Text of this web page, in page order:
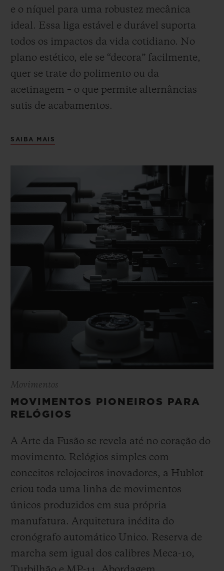
e o níquel para uma robustez mecânica
ideal. Essa liga estável e durável suporta
todos os impactos da vida cotidiano. No
plano estético, ele se “decora” facilmente,
quer se trate do polimento ou da
acetinagem – o que permite alternâncias
sutis de acabamentos.
SAIBA MAIS
Movimentos
MOVIMENTOS PIONEIROS PARA
RELÓGIOS
A Arte da Fusão se revela até no coração do
movimento. Relógios simples com
conceitos relojoeiros inovadores, a Hublot
criou toda uma linha de movimentos
únicos produzidos em sua própria
manufatura. Arquitetura inédita do
cronógrafo automático Unico. Reserva de
marcha sem igual dos calibres Meca-10,